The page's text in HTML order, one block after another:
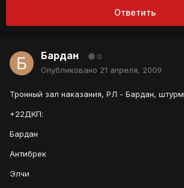
Ответить
Бардан 0
Опубликовано 21 апреля, 2009
Тронный зал наказания, РЛ - Бардан, штурм
+22ДКП:
Бардан
Антибрек
Элчи